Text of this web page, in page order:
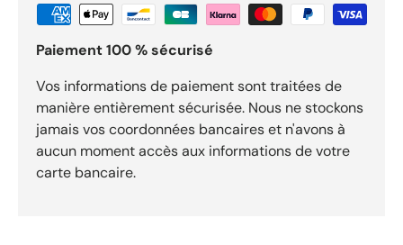
Compatibilité moteur : Honda GXV140 État :NeufProduit
soupape Honda 12391ZG9800 moteur GXV140 origine pour
précisément ce composant. Fonction : Cette pièce assure
l’étanchéité du cache-soupape, évitant les fuites d’huile et
garantissant un fonctionnement fiable du moteur. Expédition
sous 24h. Livraison gratuite dès 29,90 €. Retours acceptés
sous 30 jours.
Paiement 100 % sécurisé
Vos informations de paiement sont traitées de
manière entièrement sécurisée. Nous ne stockons
jamais vos coordonnées bancaires et n'avons à
aucun moment accès aux informations de votre
carte bancaire.